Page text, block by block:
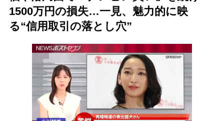
1500万円の損失…一見、魅力的に映
る“信用取引の落とし穴”